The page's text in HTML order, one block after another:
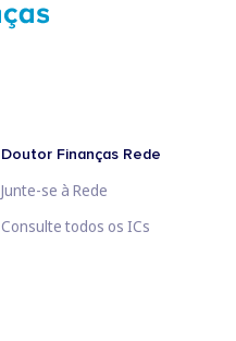
Doutor Finanças Rede
Junte-se à Rede
Consulte todos os ICs